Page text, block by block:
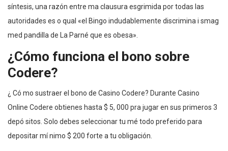
síntesis, una razón entre ma clausura esgrimida por todas las
autoridades es o qual «el Bingo indudablemente discrimina i smag
med pandilla de La Parné que es obesa».
¿Cómo funciona el bono sobre
Codere?
¿ Có mo sustraer el bono de Casino Codere? Durante Casino
Online Codere obtienes hasta $ 5, 000 pra jugar en sus primeros 3
depó sitos. Solo debes seleccionar tu mé todo preferido para
depositar mí nimo $ 200 forte a tu obligación.